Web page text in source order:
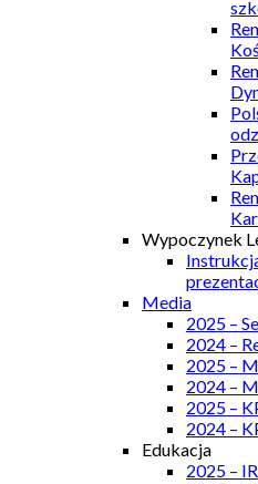
Wypoczynek
Media
2025 –
2024 –
2025 –
2024 –
2025 –
2024 –
Edukacja
2025 –